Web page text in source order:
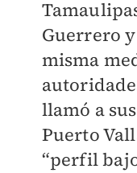
Guerrero
misma
llamó a
Puerto
“perfil